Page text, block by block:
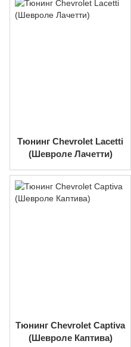
Тюнинг Chevrolet Lacetti
(Шевроле Лачетти)
Тюнинг Chevrolet Captiva
(Шевроле Каптива)